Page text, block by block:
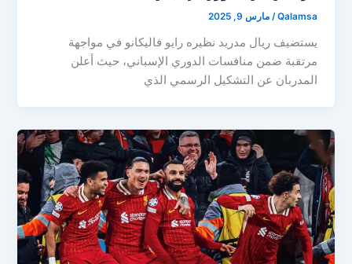
Qalamsa
/مارس 9, 2025
يستضيف ريال مدريد نظيره رايو فاليكانو في مواجهة
مرتقبة ضمن منافسات الدوري الإسباني، حيث أعلن
المدربان عن التشكيل الرسمي الذي